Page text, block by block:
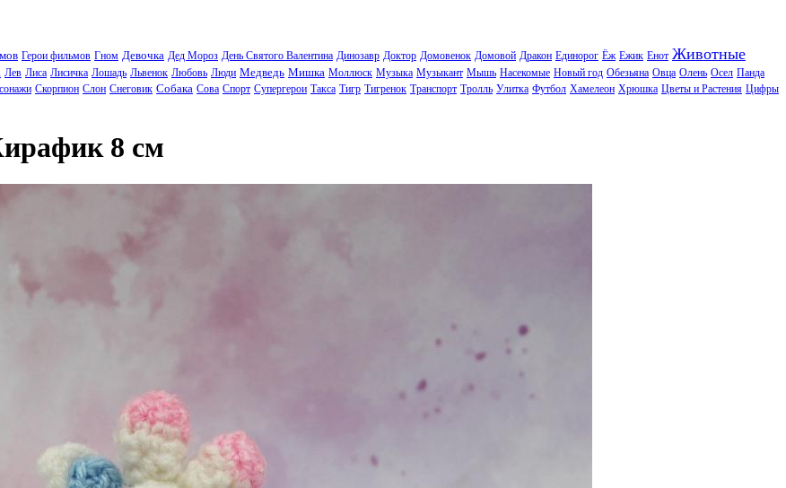
Герои фильмов Гном Девочка Дед Мороз День Святого Валентина Динозавр Доктор Домовенок Домовой Дракон Единорог Ёж Ежик Енот Животные
Лев Лиса Лисичка Лошадь Львенок Любовь Люди Медведь Мишка Моллюск Музыка Музыкант Мышь Насекомые Новый год Обезьяна Овца Олень Осел Панда
Скорпион Слон Снеговик Собака Сова Спорт Супергерои Такса Тигр Тигренок Транспорт Тролль Улитка Футбол Хамелеон Хрюшка Цветы и Растения Цифры
8 см